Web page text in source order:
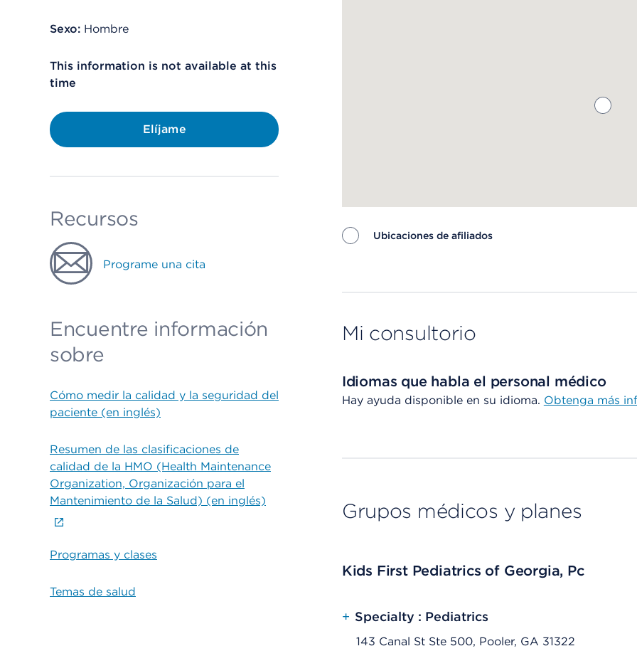
Sexo: Hombre
This information is not available at this
time
Elíjame
Recursos
Programe una cita
Encuentre información
sobre
Cómo medir la calidad y la seguridad del
paciente (en inglés)
Resumen de las clasificaciones de
calidad de la HMO (Health Maintenance
Organization, Organización para el
Mantenimiento de la Salud) (en inglés)
Programas y clases
Temas de salud
Ubicaciones de afiliados
Mi consultorio
Idiomas que habla el personal médico
Hay ayuda disponible en su idioma. Obtenga más
Grupos médicos y planes
Kids First Pediatrics of Georgia, Pc
+ Specialty : Pediatrics
143 Canal St Ste 500, Pooler, GA 31322